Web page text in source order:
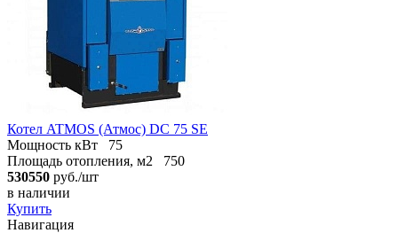
Котел ATMOS (Атмос) DC 75 SE
Мощность кВт
75
Площадь отопления, м2
750
530550 руб./шт
в наличии
Купить
Навигация